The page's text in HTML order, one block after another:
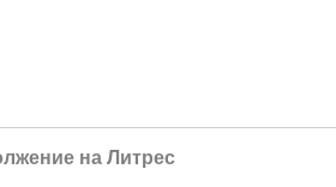
на Литрес